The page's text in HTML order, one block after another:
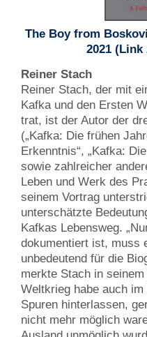
The Boy from
2021 (Link
Reiner Stach
Reiner Stach, der mit
Kafka und den Ersten
trat, ist der Autor der
(„Kafka: Die frühen
Erkenntnis“, „Kafka:
sowie zahlreicher
Leben und Werk des
seinem Vortrag
unterschätzte
Kafkas Lebensweg.
dokumentiert ist, muss
unbedeutend für die
merkte Stach in
Weltkrieg habe auch
Spuren hinterlassen,
nicht mehr möglich